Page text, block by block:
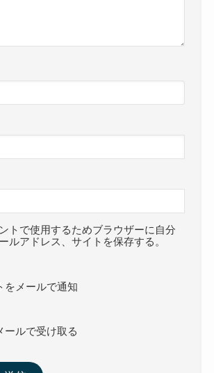
トで使用するためブラウザーに自分
ルアドレス、サイトを保存する。
をメールで通知
ールで受け取る